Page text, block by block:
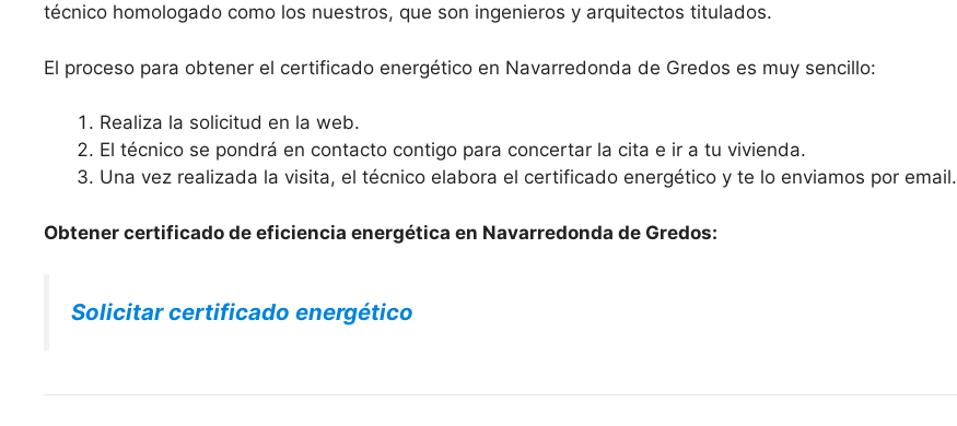
técnico homologado como los nuestros, que son ingenieros y arquitectos titulados.
El proceso para obtener el certificado energético en Navarredonda de Gredos es muy sencillo:
Realiza la solicitud en la web.
El técnico se pondrá en contacto contigo para concertar la cita e ir a tu vivienda.
Una vez realizada la visita, el técnico elabora el certificado energético y te lo enviamos por email.
Obtener certificado de eficiencia energética en Navarredonda de Gredos:
Solicitar certificado energético